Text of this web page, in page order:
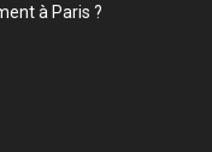
à Paris ?